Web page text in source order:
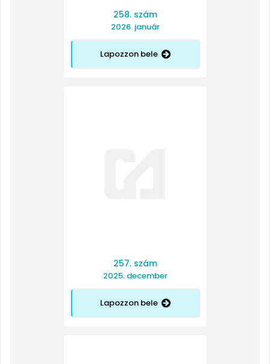
258. szám
2026. január
Lapozzon bele
257. szám
2025. december
Lapozzon bele